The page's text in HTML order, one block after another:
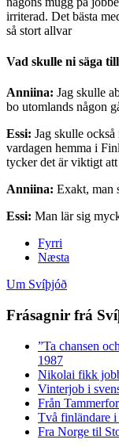
irriterad. Det bästa
så stort allvar
Vad skulle ni säga
Anniina: Jag skulle
bo utomlands någon
Essi: Jag skulle
vardagen hemma i
tycker det är viktigt att
Anniina: Exakt, man
Essi: Man lär sig
Fyrri
Næsta
Um Svíþjóð
Frásagnir frá
”Ta chansen
1987
Nikolai fikk
Vinterjob i
Från
Två finländare
Fra Norge til